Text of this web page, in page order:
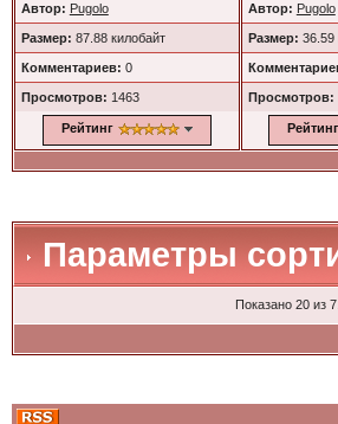
Автор: Pugolo
Размер: 87.88 килобайт
Комментариев: 0
Просмотров: 1463
Рейтинг
Автор: Pugolo
Размер: 36.59
Просмотров:
Рейтинг
Параметры
Показано 20 из